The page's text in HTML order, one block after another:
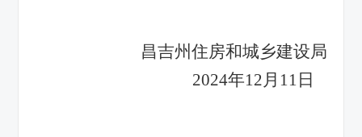
昌吉州住房和城乡建设局
2024年12月 11 日